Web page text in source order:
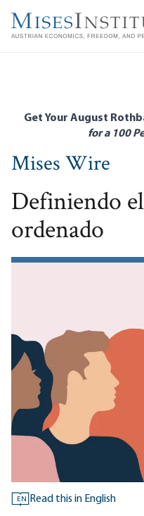
main
Get Your August
for a 100
Mises Wire
Definiendo
ordenado
EN Read this in English